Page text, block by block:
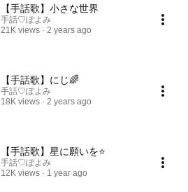
聴 #難聴者
【手話歌】小さな世界
手話♡ぽよみ
21K views
2 years ago
【手話歌】にじ🌈
手話♡ぽよみ
18K views
2 years ago
【手話歌】星に願いを⭐
手話♡ぽよみ
12K views
1 year ago